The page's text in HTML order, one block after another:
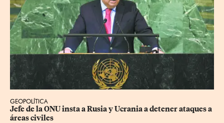
GEOPOLÍTICA
Jefe de la ONU insta a Rusia y Ucrania a detener ataques a
áreas civiles